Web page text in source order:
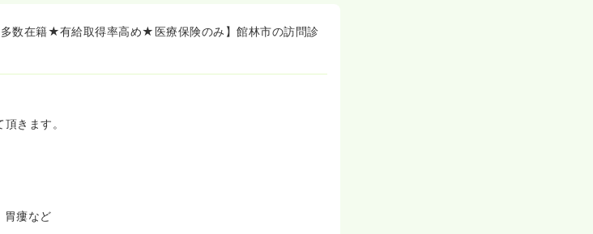
、医師が同行して対応するパターンがあります。医師が
なくてはいけないという不安やプレッシャーを感じる必
ど取得可能です！
クオカード3,000円分プレゼントや、自販機無料など嬉
数在籍★有給取得率高め★医療保険のみ】館林市の訪問診
きます。
胃瘻など